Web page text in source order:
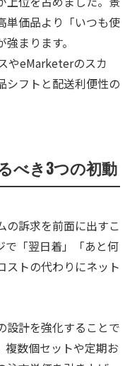
単価品より「いつも使
まります。
やeMarketerのスカ
シフトと配送利便性の
べき3つの初動
の訴求を前面に出すこ
で「翌日着」「あと何
ストの代わりにネット
設計を強化することで
複数個セットや定期お